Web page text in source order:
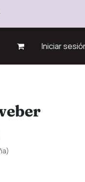
Iniciar